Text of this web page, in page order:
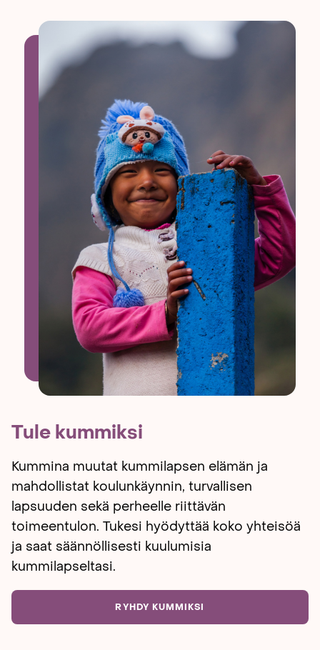
Tule kummiksi
Kummina muutat kummilapsen elämän ja
mahdollistat koulunkäynnin, turvallisen
lapsuuden sekä perheelle riittävän
toimeentulon. Tukesi hyödyttää koko yhteisöä
ja saat säännöllisesti kuulumisia
kummilapseltasi.
RYHDY KUMMIKSI